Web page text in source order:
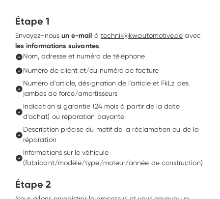
Étape 1
Envoyez-nous un e-mail à technik@kwautomotive.de avec
les informations suivantes:
Nom, adresse et numéro de téléphone
Numéro de client et/ou numéro de facture
Numéro d'article, désignation de l'article et FkLz des
jambes de force/amortisseurs
Indication si garantie (24 mois à partir de la date
d'achat) ou réparation payante
Description précise du motif de la réclamation ou de la
réparation
Informations sur le véhicule
(fabricant/modèle/type/moteur/année de construction)
Étape 2